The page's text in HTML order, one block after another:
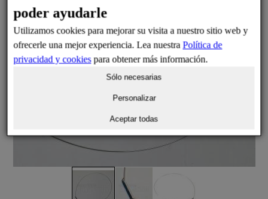
poder ayudarle
Utilizamos cookies para mejorar su visita a nuestro sitio web y
ofrecerle una mejor experiencia. Lea nuestra Política de
privacidad y cookiespara obtener más información.
Sólo necesarias
Personalizar
Aceptar todas